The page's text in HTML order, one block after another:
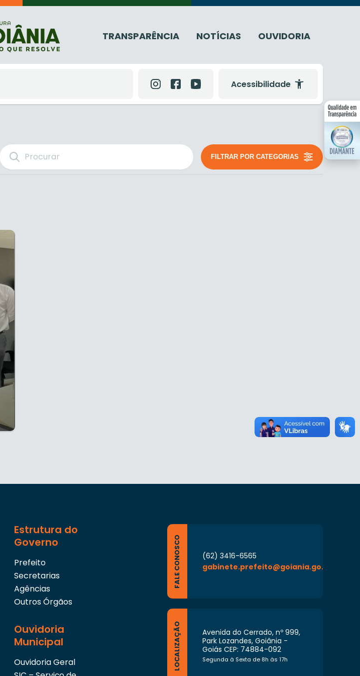
TRANSPARÊNCIA NOTÍCIAS OUVIDORIA
Acessibilidade
FILTRAR POR CATEGORIAS
Estrutura do
Governo
Prefeito
Secretarias
Agências
Outros Órgãos
Ouvidoria
Municipal
Ouvidoria Geral
FALE CONOSCO
(62) 3416-6565
gabinete.prefeito@goiania.go.gov.br
LOCALIZAÇÃO
Avenida do Cerrado, nº 999,
Park Lozandes, Goiânia -
Goiás CEP: 74884-092
Segunda à Sexta de 8h às 17h